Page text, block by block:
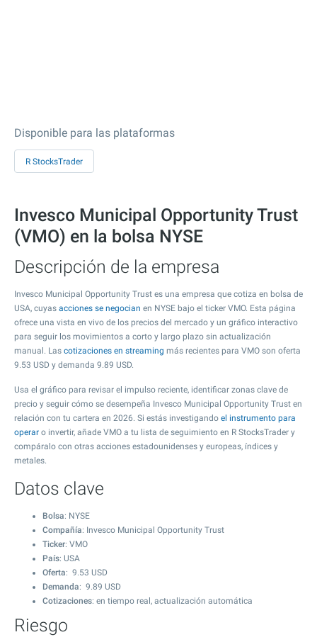
Disponible para las plataformas
R StocksTrader
Invesco Municipal Opportunity Trust
(VMO) en la bolsa NYSE
Descripción de la empresa
Invesco Municipal Opportunity Trust es una empresa que cotiza en bolsa de
USA, cuyas acciones se negocian en NYSE bajo el ticker VMO. Esta página
ofrece una vista en vivo de los precios del mercado y un gráfico interactivo
para seguir los movimientos a corto y largo plazo sin actualización
manual. Las cotizaciones en streaming más recientes para VMO son oferta
9.53 USD y demanda 9.89 USD.
Usa el gráfico para revisar el impulso reciente, identificar zonas clave de
precio y seguir cómo se desempeña Invesco Municipal Opportunity Trust en
relación con tu cartera en 2026. Si estás investigando el instrumento para
operar o invertir, añade VMO a tu lista de seguimiento en R StocksTrader y
compáralo con otras acciones estadounidenses y europeas, índices y
metales.
Datos clave
Bolsa: NYSE
Compañía: Invesco Municipal Opportunity Trust
Ticker: VMO
País: USA
Oferta: 9.53 USD
Demanda: 9.89 USD
Cotizaciones: en tiempo real, actualización automática
Riesgo